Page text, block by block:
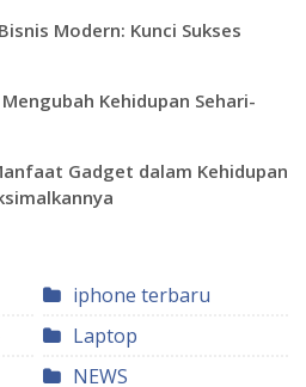
Modern: Kunci Sukses
Kehidupan Sehari-
Gadget dalam Kehidupan
iphone terbaru
Laptop
NEWS